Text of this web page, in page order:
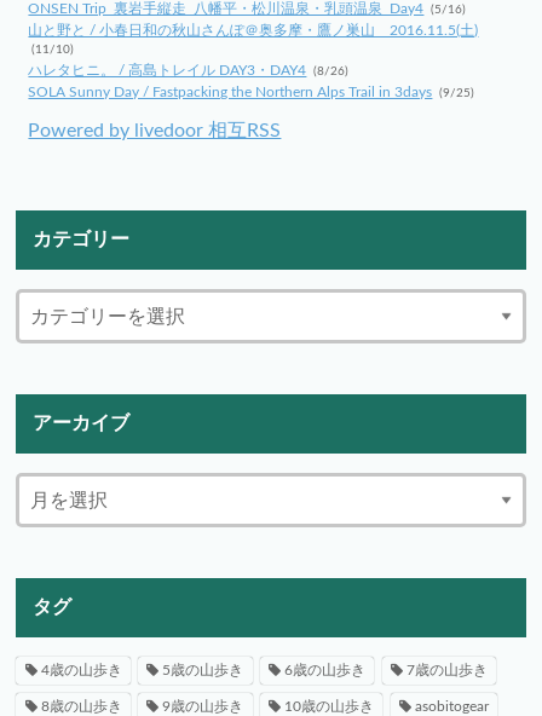
ONSEN Trip_裏岩手縦走_八幡平・松川温泉・乳頭温泉_Day4 (5/16)
山と野と / 小春日和の秋山さんぽ＠奥多摩・鷹ノ巣山 2016.11.5(土)
(11/10)
ハレタヒニ。 / 高島トレイル DAY3・DAY4 (8/26)
SOLA Sunny Day / Fastpacking the Northern Alps Trail in 3days (9/25)
Powered by livedoor 相互RSS
カテゴリー
アーカイブ
タグ
4歳の山歩き 5歳の山歩き 6歳の山歩き 7歳の山歩き
8歳の山歩き 9歳の山歩き 10歳の山歩き asobitogear